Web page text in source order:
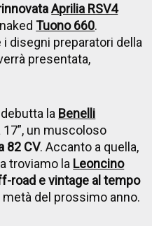
Aprilia RSV4
Tuono 660.
disegni preparatori della
presentata,
la Benelli
un muscoloso
82 CV. Accanto a quella,
troviamo la Leoncino
road e vintage al tempo
metà del prossimo anno.